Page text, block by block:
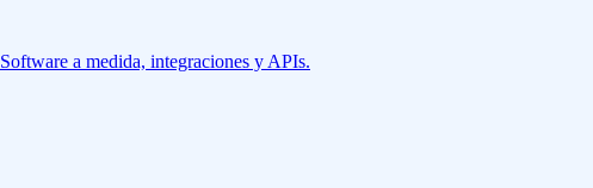
Software a medida, integraciones y APIs.